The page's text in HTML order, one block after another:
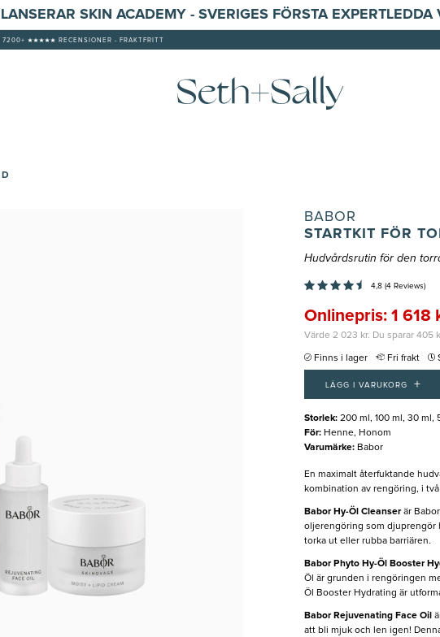
SKIN ACADEMY - SVERIGES FÖRSTA EXPERTLEDDA
7200+ ★★★★★ RECENSIONER - FRAKTFRITT
BABOR
STARTKIT FÖR
Hudvårdsrutin för den
4,8 (4 Reviews)
Onlinepris: 1 618
Värde 2 023 kr. Du sparar 405
Finns i lager Fri frakt
LÄGG I VARUKORG +
Storlek: 200 ml, 100 ml, 30 ml,
För: Henne, Honom
Varumärke: Babor
En maximalt återfuktande
kombination av rengöring, i
Babor Hy-Öl Cleanserär
oljerengöring som djuprengör
torka ut eller rubba barriären.
Babor Phyto Hy-Öl Booster
Öl är grunden i rengöringen
Öl Booster Hydrating är
Babor Rejuvenating Face Oil
att bli mjuk och len igen!